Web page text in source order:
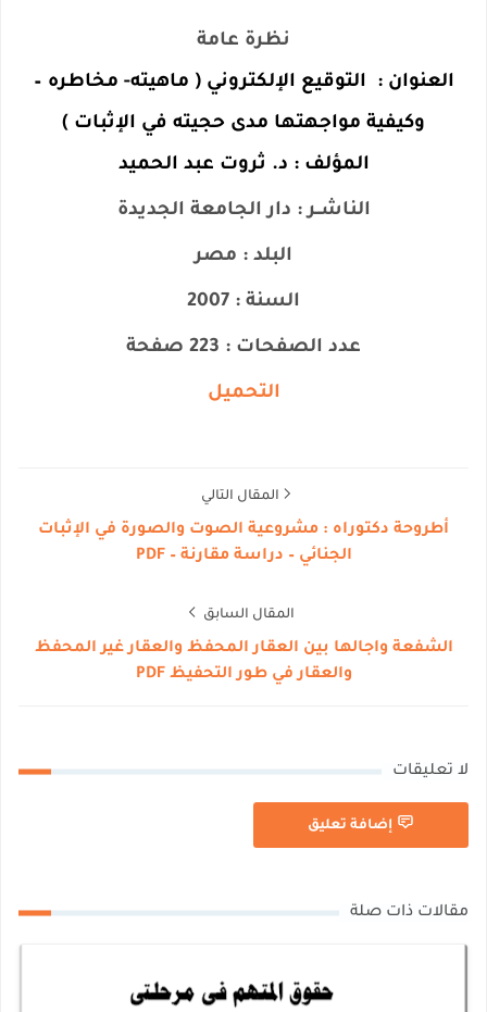
نظرة عامة
العنوان : التوقيع الإلكتروني ( ماهيته- مخاطره –
وكيفية مواجهتها مدى حجيته في الإثبات )
المؤلف : د. ثروت عبد الحميد
الناشــر : دار الجامعة الجديدة
البلد : مصر
السنة : 2007
عدد الصفحات : 223 صفحة
التحميل
المقال التالي
أطروحة دكتوراه : مشروعية الصوت والصورة في الإثبات
الجنائي – دراسة مقارنة – PDF
المقال السابق
الشفعة واجالها بين العقار المحفظ والعقار غير المحفظ
والعقار في طور التحفيظ PDF
لا تعليقات
إضافة تعليق
مقالات ذات صلة